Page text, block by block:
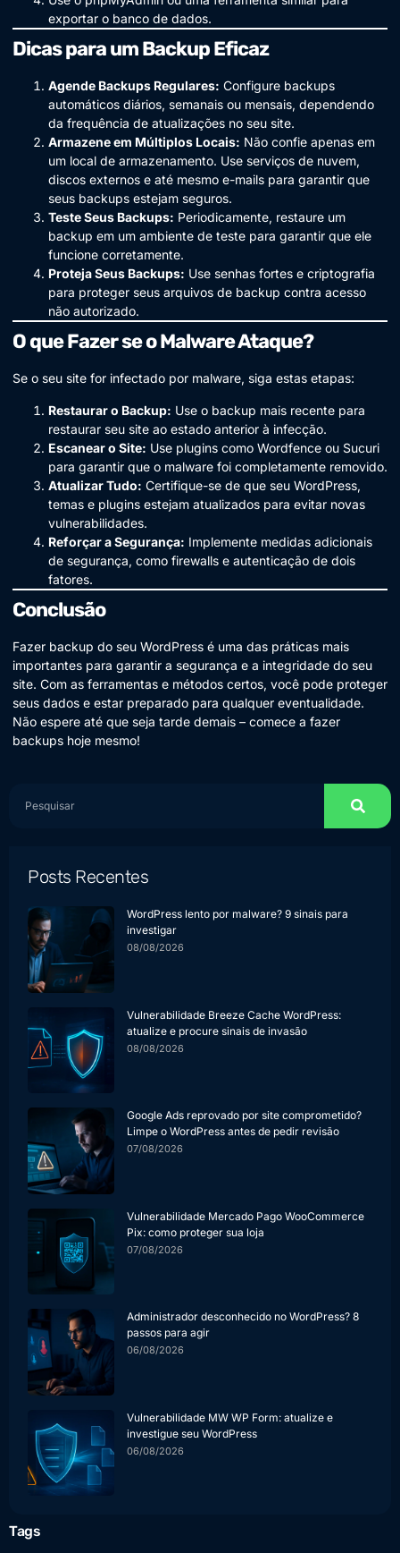
exportar o banco de dados.
Dicas para um Backup Eficaz
Agende Backups Regulares: Configure backups
automáticos diários, semanais ou mensais, dependendo
da frequência de atualizações no seu site.
Armazene em Múltiplos Locais: Não confie apenas em
um local de armazenamento. Use serviços de nuvem,
discos externos e até mesmo e-mails para garantir que
seus backups estejam seguros.
Teste Seus Backups: Periodicamente, restaure um
backup em um ambiente de teste para garantir que ele
funcione corretamente.
Proteja Seus Backups: Use senhas fortes e criptografia
para proteger seus arquivos de backup contra acesso
não autorizado.
O que Fazer se o Malware Ataque?
Se o seu site for infectado por malware, siga estas etapas:
Restaurar o Backup: Use o backup mais recente para
restaurar seu site ao estado anterior à infecção.
Escanear o Site: Use plugins como Wordfence ou Sucuri
para garantir que o malware foi completamente removido.
Atualizar Tudo: Certifique-se de que seu WordPress,
temas e plugins estejam atualizados para evitar novas
vulnerabilidades.
Reforçar a Segurança: Implemente medidas adicionais
de segurança, como firewalls e autenticação de dois
fatores.
Conclusão
Fazer backup do seu WordPress é uma das práticas mais
importantes para garantir a segurança e a integridade do seu
site. Com as ferramentas e métodos certos, você pode proteger
seus dados e estar preparado para qualquer eventualidade.
Não espere até que seja tarde demais – comece a fazer
backups hoje mesmo!
Posts Recentes
WordPress lento por malware? 9 sinais para
investigar
08/08/2026
Vulnerabilidade Breeze Cache WordPress:
atualize e procure sinais de invasão
08/08/2026
Google Ads reprovado por site comprometido?
Limpe o WordPress antes de pedir revisão
07/08/2026
Vulnerabilidade Mercado Pago WooCommerce
Pix: como proteger sua loja
07/08/2026
Administrador desconhecido no WordPress? 8
passos para agir
06/08/2026
Vulnerabilidade MW WP Form: atualize e
investigue seu WordPress
06/08/2026
Tags